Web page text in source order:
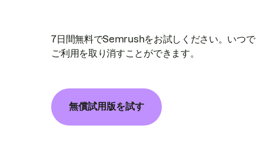
7日間無料でSemrushをお試しください。いつ
ご利用を取り消すことができます。
無償試用版を試す